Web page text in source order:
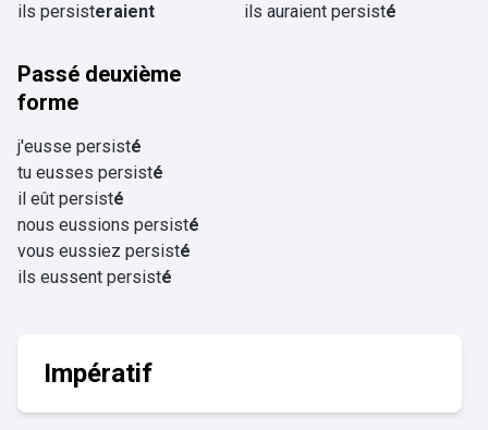
ils persisteraient ils auraient persisté
Passé deuxième
forme
j'eusse persisté
tu eusses persisté
il eût persisté
nous eussions persisté
vous eussiez persisté
ils eussent persisté
Impératif